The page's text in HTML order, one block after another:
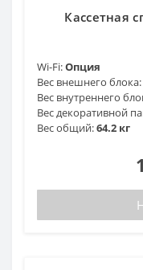
Кассетная
Wi-Fi:Опция
Вес внешнего блока:
Вес внутреннего
Вес декоративной
Вес общий:64.2 кг